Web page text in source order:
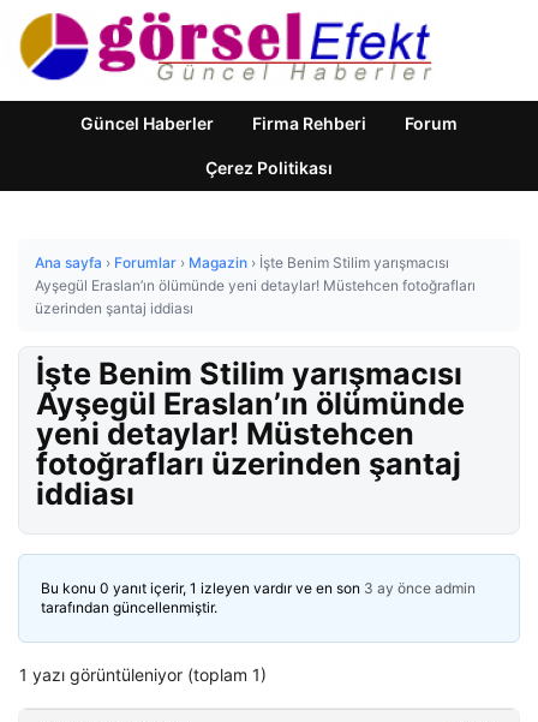
Güncel Haberler Firma Rehberi Forum
Çerez Politikası
Ana sayfa › Forumlar › Magazin › İşte Benim Stilim yarışmacısı
Ayşegül Eraslan’ın ölümünde yeni detaylar! Müstehcen fotoğrafları
üzerinden şantaj iddiası
İşte Benim Stilim yarışmacısı
Ayşegül Eraslan’ın ölümünde
yeni detaylar! Müstehcen
fotoğrafları üzerinden şantaj
iddiası
Bu konu 0 yanıt içerir, 1 izleyen vardır ve en son 3 ay önce admin
tarafından güncellenmiştir.
1 yazı görüntüleniyor (toplam 1)